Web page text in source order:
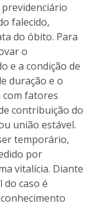
falecido,
do óbito. Para
o
e a condição de
duração e o
com fatores
contribuição do
união estável.
temporário,
por
vitalícia. Diante
do caso é